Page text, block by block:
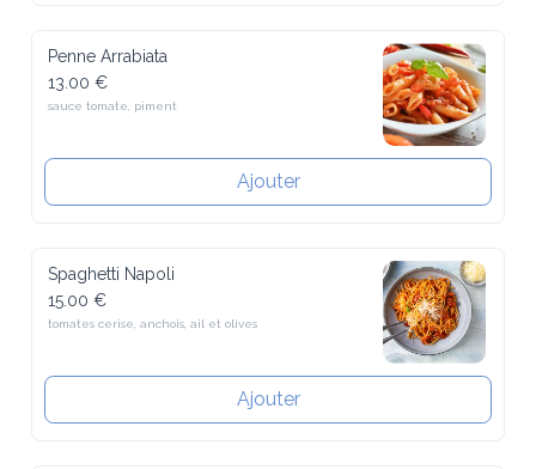
sauce tomate, piment
15.00 €
tomates cerise, anchois, ail et olives